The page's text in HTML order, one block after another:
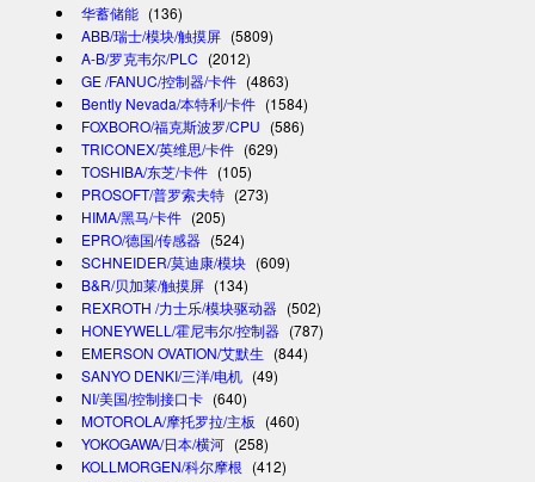
华蓄储能 (136)
ABB/瑞士/模块/触摸屏 (5809)
A-B/罗克韦尔/PLC (2012)
GE /FANUC/控制器/卡件 (4863)
Bently Nevada/本特利/卡件 (1584)
FOXBORO/福克斯波罗/CPU (586)
TRICONEX/英维思/卡件 (629)
TOSHIBA/东芝/卡件 (105)
PROSOFT/普罗索夫特 (273)
HIMA/黑马/卡件 (205)
EPRO/德国/传感器 (524)
SCHNEIDER/莫迪康/模块 (609)
B&R/贝加莱/触摸屏 (134)
REXROTH /力士乐/模块驱动器 (502)
HONEYWELL/霍尼韦尔/控制器 (787)
EMERSON OVATION/艾默生 (844)
SANYO DENKI/三洋/电机 (49)
NI/美国/控制接口卡 (640)
MOTOROLA/摩托罗拉/主板 (460)
YOKOGAWA/日本/横河 (258)
KOLLMORGEN/科尔摩根 (412)